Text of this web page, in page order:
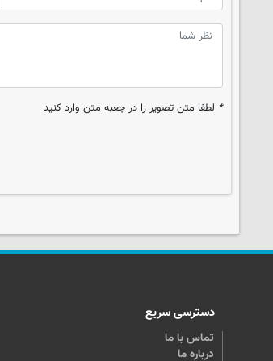
* لطفا متن تصویر را در جعبه متن وارد کنید
دسترسی سریع
تماس با ما
درباره ما